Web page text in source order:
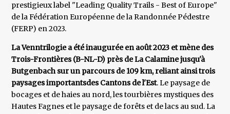
prestigieux label "Leading Quality Trails - Best of Europe"
de la Fédération Européenne de la Randonnée Pédestre
(FERP) en 2023.
La Venntrilogie a été inaugurée en août 2023 et mène des
Trois-Frontières (B-NL-D) près de La Calamine jusqu'à
Butgenbach sur un parcours de 109 km, reliant ainsi trois
paysages importantsdes Cantons de l'Est. Le paysage de
bocages et de haies au nord, les tourbières mystiques des
Hautes Fagnes et le paysage de forêts et de lacs au sud. La